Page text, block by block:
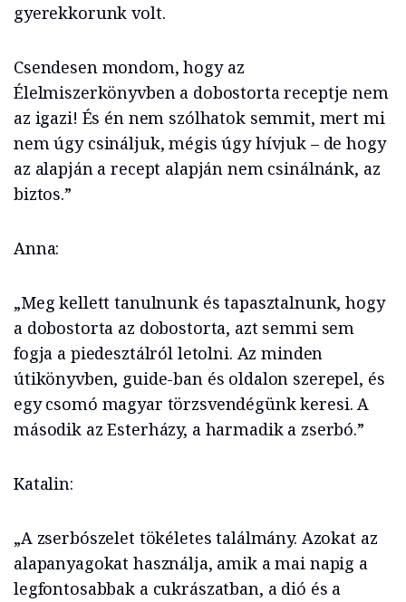
gyerekkorunk volt.
Csendesen mondom, hogy az
Élelmiszerkönyvben a dobostorta receptje nem
az igazi! És én nem szólhatok semmit, mert mi
nem úgy csináljuk, mégis úgy hívjuk – de hogy
az alapján a recept alapján nem csinálnánk, az
biztos.”
Anna:
„Meg kellett tanulnunk és tapasztalnunk, hogy
a dobostorta az dobostorta, azt semmi sem
fogja a piedesztálról letolni. Az minden
útikönyvben, guide-ban és oldalon szerepel, és
egy csomó magyar törzsvendégünk keresi. A
második az Esterházy, a harmadik a zserbó.”
Katalin:
„A zserbószelet tökéletes találmány. Azokat az
alapanyagokat használja, amik a mai napig a
legfontosabbak a cukrászatban, a dió és a